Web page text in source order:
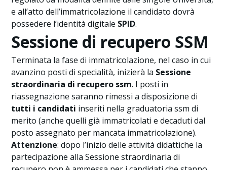
e all’atto dell’immatricolazione il candidato dovrà
possedere l’identità digitale SPID.
Sessione di recupero SSM
Terminata la fase di immatricolazione, nel caso in cui
avanzino posti di specialità, inizierà la Sessione
straordinaria di recupero ssm. I posti in
riassegnazione saranno rimessi a disposizione di
tutti i candidati inseriti nella graduatoria ssm di
merito (anche quelli già immatricolati e decaduti dal
posto assegnato per mancata immatricolazione).
Attenzione: dopo l’inizio delle attività didattiche la
partecipazione alla Sessione straordinaria di